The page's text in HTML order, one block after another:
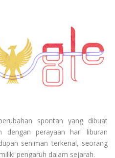
spontan yang dibuat
dengan perayaan hari liburan
seniman terkenal, seorang
pengaruh dalam sejarah.